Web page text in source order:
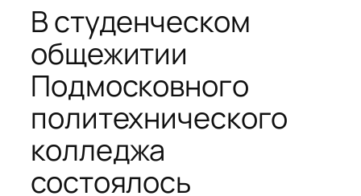
В студенческом
общежитии
Подмосковного
политехнического
колледжа
состоялось